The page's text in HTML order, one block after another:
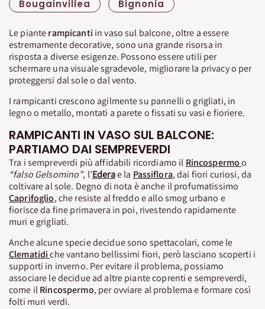
Bougainvillea
Bignonia
Le pianterampicanti in vaso sul balcone, oltre a essere
estremamente decorative, sono una grande risorsa in
risposta a diverse esigenze. Possono essere utili per
schermare una visuale sgradevole, migliorare la privacy o per
proteggersi dal sole o dal vento.
I rampicanti crescono agilmente su pannelli o grigliati, in
legno o metallo, montati a parete o fissati su vasi e fioriere.
RAMPICANTI IN VASO SUL BALCONE:
PARTIAMO DAI SEMPREVERDI
Tra i sempreverdi più affidabili ricordiamo il Rincospermo o
“falso Gelsomino”, l’Ederae la Passiflora, dai fiori curiosi, da
coltivare al sole. Degno di nota è anche il profumatissimo
Caprifoglio, che resiste al freddo e allo smog urbano e
fiorisce da fine primavera in poi, rivestendo rapidamente
muri e grigliati.
Anche alcune specie decidue sono spettacolari, come le
Clematidi che vantano bellissimi fiori, però lasciano scoperti i
supporti in inverno. Per evitare il problema, possiamo
associare le decidue ad altre piante coprenti e sempreverdi,
come ilRincospermo, per ovviare al problema e formare così
folti muri verdi.